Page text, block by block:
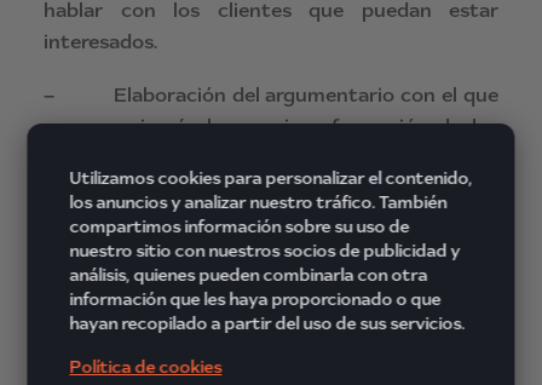
hablar con los clientes que puedan estar
interesados.
– Elaboración del argumentario con el que
se comunicará el mensaje y formación de los
– Realización del servicio y seguimiento de
resultados.
– Control de calidad.
Utilizamos cookies para personalizar el contenido,
los anuncios y analizar nuestro tráfico. También
compartimos información sobre su uso de
nuestro sitio con nuestros socios de publicidad y
análisis, quienes pueden combinarla con otra
información que les haya proporcionado o que
hayan recopilado a partir del uso de sus servicios.
Política de cookies